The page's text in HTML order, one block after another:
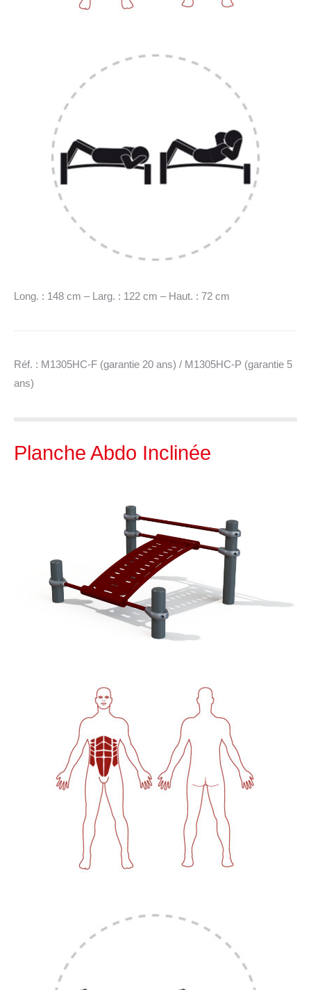
Long. : 148 cm – Larg. : 122 cm – Haut. : 72 cm
Réf. : M1305HC-F (garantie 20 ans) / M1305HC-P (garantie 5
ans)
Planche Abdo Inclinée